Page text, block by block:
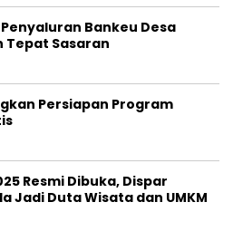
Bankeu Desa
Tepat Sasaran
Persiapan Program
Resmi Dibuka, Dispar
Jadi Duta Wisata dan UMKM